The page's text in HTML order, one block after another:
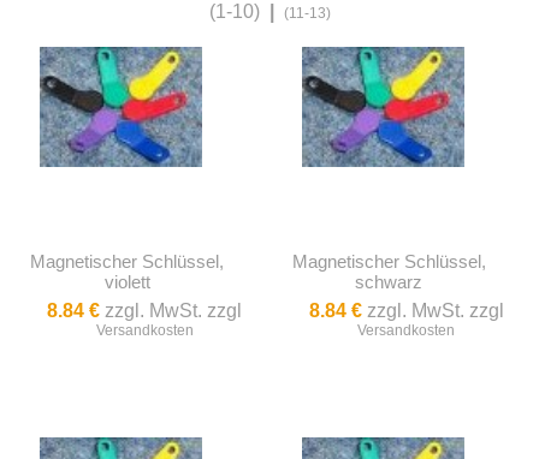
(1-10) (11-13)
Magnetischer Schlüssel,
violett
8.84 € zzgl. MwSt. zzgl
Versandkosten
Magnetischer Schlüssel,
schwarz
8.84 €zzgl. MwSt. zzgl
Versandkosten